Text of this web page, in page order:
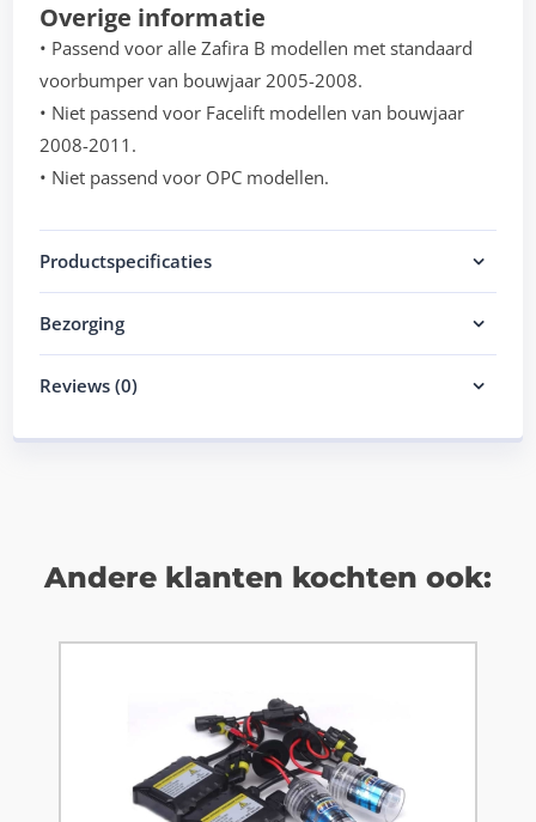
Overige informatie
• Passend voor alle Zafira B modellen met standaard
voorbumper van bouwjaar 2005-2008.
• Niet passend voor Facelift modellen van bouwjaar
2008-2011.
• Niet passend voor OPC modellen.
Productspecificaties
Bezorging
Reviews (0)
Andere klanten kochten ook: